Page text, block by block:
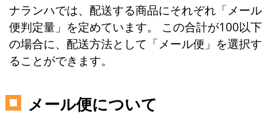
ナランハでは、配送する商品にそれぞれ「メール
便判定量」を定めています。 この合計が100以下
の場合に、配送方法として「メール便」を選択す
ることができます。
メール便について